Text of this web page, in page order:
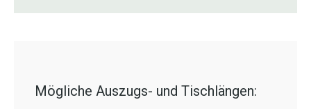
Mögliche Auszugs- und Tischlängen: